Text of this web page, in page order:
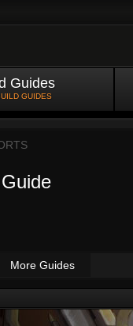
Guides
GUIDES
More Guides